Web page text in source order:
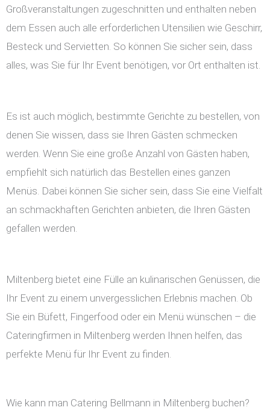
Großveranstaltungen zugeschnitten und enthalten neben
dem Essen auch alle erforderlichen Utensilien wie Geschirr,
Besteck und Servietten. So können Sie sicher sein, dass
alles, was Sie für Ihr Event benötigen, vor Ort enthalten ist.
Es ist auch möglich, bestimmte Gerichte zu bestellen, von
denen Sie wissen, dass sie Ihren Gästen schmecken
werden. Wenn Sie eine große Anzahl von Gästen haben,
empfiehlt sich natürlich das Bestellen eines ganzen
Menüs. Dabei können Sie sicher sein, dass Sie eine Vielfalt
an schmackhaften Gerichten anbieten, die Ihren Gästen
gefallen werden.
Miltenberg bietet eine Fülle an kulinarischen Genüssen, die
Ihr Event zu einem unvergesslichen Erlebnis machen. Ob
Sie ein Büfett, Fingerfood oder ein Menü wünschen – die
Cateringfirmen in Miltenberg werden Ihnen helfen, das
perfekte Menü für Ihr Event zu finden.
Wie kann man Catering Bellmann in Miltenberg buchen?